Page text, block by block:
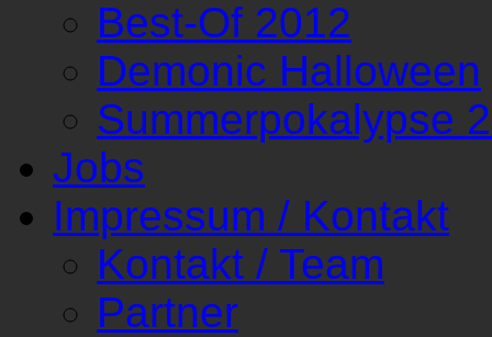
Best-Of 2012
Demonic Halloween
Summerpokalypse
Jobs
Impressum / Kontakt
Kontakt / Team
Partner